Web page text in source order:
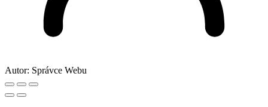
Autor: Správce Webu